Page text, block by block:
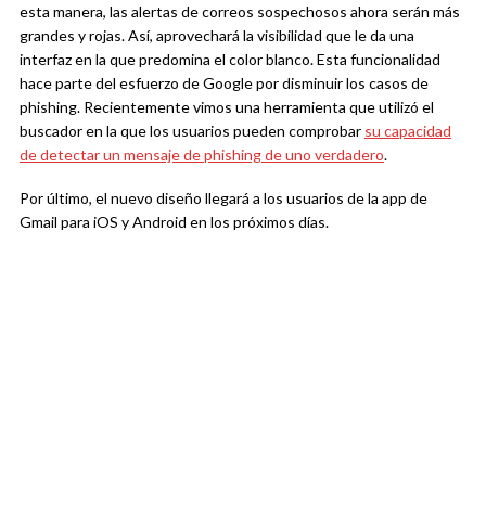
esta manera, las alertas de correos sospechosos ahora serán más
grandes y rojas. Así, aprovechará la visibilidad que le da una
interfaz en la que predomina el color blanco. Esta funcionalidad
hace parte del esfuerzo de Google por disminuir los casos de
phishing. Recientemente vimos una herramienta que utilizó el
buscador en la que los usuarios pueden comprobar su capacidad
de detectar un mensaje de phishing de uno verdadero.
Por último, el nuevo diseño llegará a los usuarios de la app de
Gmail para iOS y Android en los próximos días.